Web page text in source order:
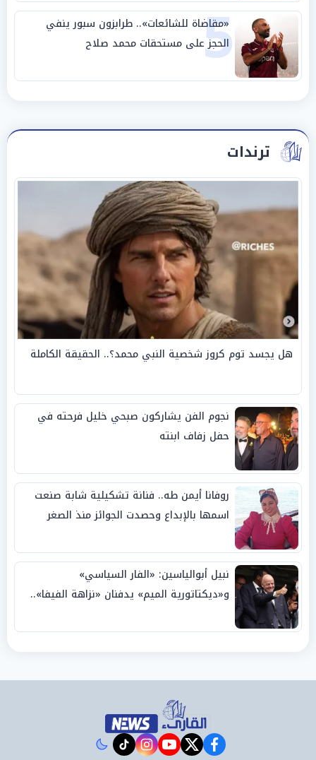
5
«مقاضاة للشائعات».. طرابزون سبور ينفي
الحجز على مستحقات محمد صلاح
ترندات
هل يجسد توم كروز شخصية النبي محمد؟.. الحقيقة الكاملة
نجوم الفن يشاركون صبحي خليل فرحته في
حفل زفاف ابنته
روفانا أيمن طه.. فنانة تشكيلية شابة صنعت
اسمها بالإبداع وحصدت الجوائز منذ الصغر
نبيل أبوالياسين: «الفار السياسي»
و«ديكتاتورية الميم» يدفنان «نزاهة الفيفا»..
facebook
twitter
youtube
instagram
tiktok